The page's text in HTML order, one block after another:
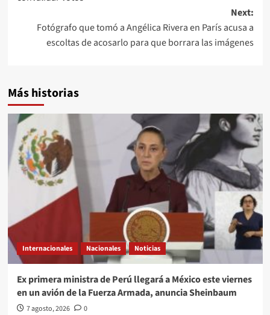
Next:
Fotógrafo que tomó a Angélica Rivera en París acusa a
escoltas de acosarlo para que borrara las imágenes
Más historias
Internacionales Nacionales Noticias
Ex primera ministra de Perú llegará a México este viernes
en un avión de la Fuerza Armada, anuncia Sheinbaum
7 agosto, 2026 0